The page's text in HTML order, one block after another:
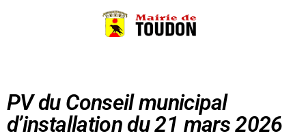
PV du Conseil municipal
d’installation du 21 mars 2026